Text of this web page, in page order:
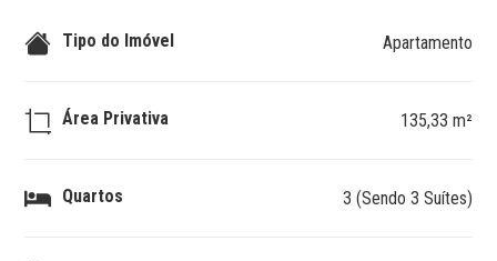
Tipo do Imóvel Apartamento
Área Privativa 135,33 m²
Quartos 3 (Sendo 3 Suítes)